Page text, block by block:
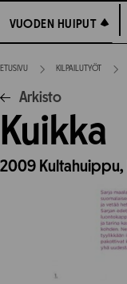
suoraan
sisältöön
VUODEN HUIPUT
VUODEN HUIPUT
ETUSIVU KILPAILUTYÖT
Arkisto
Kuikka
2009 Kultahuippu,